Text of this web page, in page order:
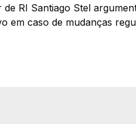
RI Santiago Stel
em caso de mudanças